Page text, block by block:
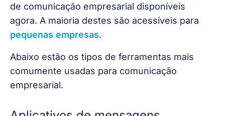
de comunicação empresarial disponíveis
agora. A maioria destes são acessíveis para
pequenas empresas.
Abaixo estão os tipos de ferramentas mais
comumente usadas para comunicação
empresarial.